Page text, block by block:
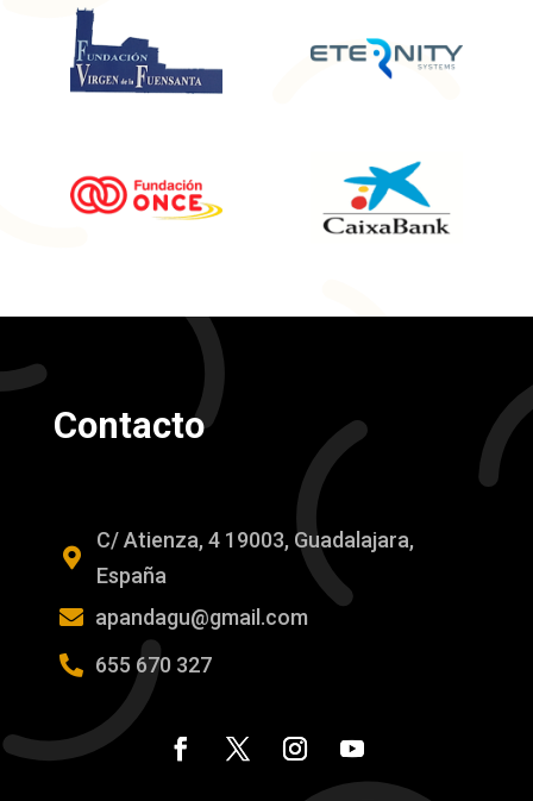
Contacto

C/ Atienza, 4 19003, Guadalajara,
España
 apandagu@gmail.com
 655 670 327